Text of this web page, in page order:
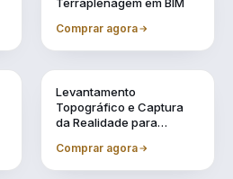
Comprar agora
Levantamento
Topográfico e Captura
da Realidade para
Comprar agora